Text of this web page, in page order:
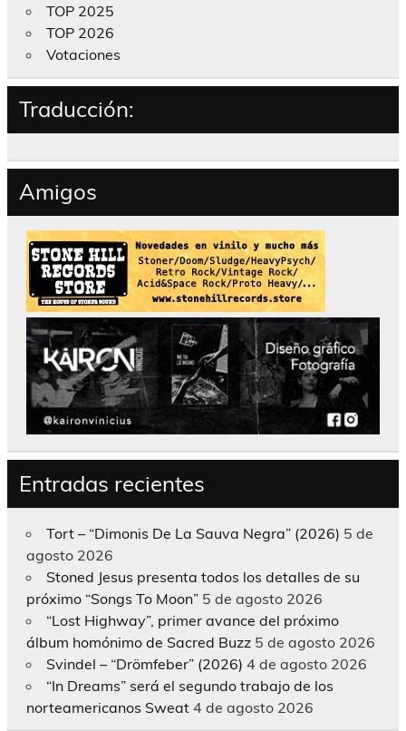
TOP 2025
TOP 2026
Votaciones
Traducción:
Amigos
Entradas recientes
Tort – “Dimonis De La Sauva Negra” (2026) 5 de
agosto 2026
Stoned Jesus presenta todos los detalles de su
próximo “Songs To Moon” 5 de agosto 2026
“Lost Highway”, primer avance del próximo
álbum homónimo de Sacred Buzz 5 de agosto 2026
Svindel – “Drömfeber” (2026) 4 de agosto 2026
“In Dreams” será el segundo trabajo de los
norteamericanos Sweat 4 de agosto 2026